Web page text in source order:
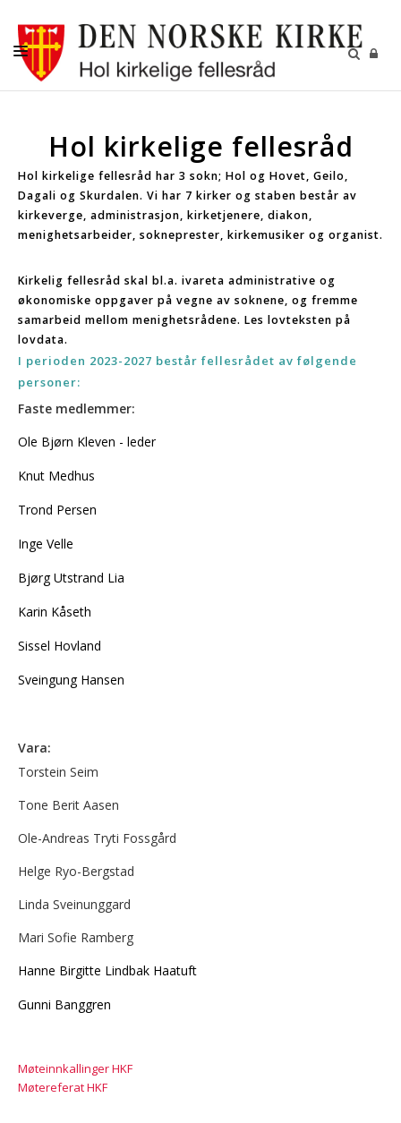
KONFIRMASJON
BRYLLUP
GRAVFERD
FASTE AKTIVITETER
GJENBRUKSBUTIKKEN
Hol kirkelige fellesråd
Hol kirkelige fellesråd har 3 sokn; Hol og Hovet, Geilo,
Dagali og Skurdalen. Vi har 7 kirker og staben består av
kirkeverge, administrasjon, kirketjenere, diakon,
menighetsarbeider, sokneprester, kirkemusiker og organist.
Kirkelig fellesråd skal bl.a. ivareta administrative og
økonomiske oppgaver på vegne av soknene, og fremme
samarbeid mellom menighetsrådene. Les lovteksten på
lovdata.
I perioden 2023-2027 består fellesrådet av følgende
personer:
Faste medlemmer:
Ole Bjørn Kleven - leder
Knut Medhus
Trond Persen
Inge Velle
Bjørg Utstrand Lia
Karin Kåseth
Sissel Hovland
Sveingung Hansen
Vara:
Torstein Seim
Tone Berit Aasen
Ole-Andreas Tryti Fossgård
Helge Ryo-Bergstad
Linda Sveinunggard
Mari Sofie Ramberg
Hanne Birgitte Lindbak Haatuft
Gunni Banggren
Møteinnkallinger HKF
Møtereferat HKF